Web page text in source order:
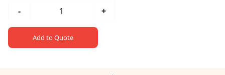
-
+
Add to Quote